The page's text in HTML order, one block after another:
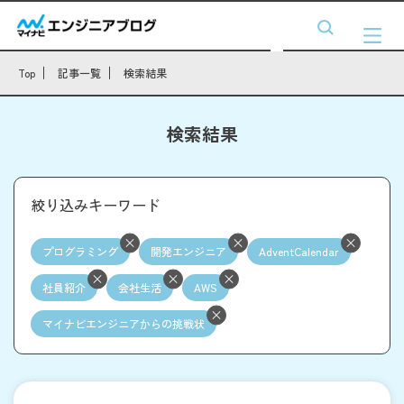
Top 記事一覧 検索結果
検索結果
絞り込みキーワード
プログラミング 開発エンジニア AdventCalendar
社員紹介 会社生活 AWS
マイナビエンジニアからの挑戦状